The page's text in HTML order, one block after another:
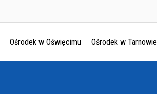
Ośrodek w Oświęcimu Ośrodek w Tarnowie